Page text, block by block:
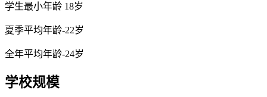
学生最小年龄 18岁
夏季平均年龄-22岁
全年平均年龄-24岁
学校规模